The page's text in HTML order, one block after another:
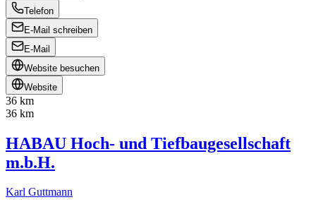
Telefon
E-Mail schreiben
E-Mail
Website besuchen
Website
36 km
36 km
HABAU Hoch- und Tiefbaugesellschaft
m.b.H.
Karl Guttmann